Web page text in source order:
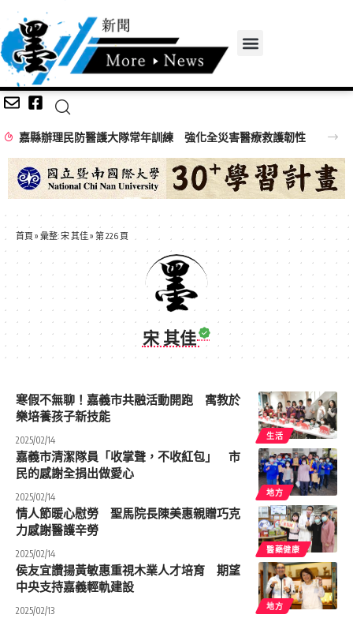
嘉縣辦理民防醫護大隊常年訓練 強化全災害醫療救護韌性
首頁 » 彙整: 宋 其佳» 第 226 頁
宋 其佳
生活
寒假不無聊！嘉義市共融活動開跑 寓教於
樂培養孩子新技能
2025/02/14
地方
嘉義市清潔隊員「收掌聲，不收紅包」 市
民的感謝全捐出做愛心
2025/02/14
醫藥健康
情人節暖心慰勞 聖馬院長陳美惠親贈巧克
力感謝醫護辛勞
2025/02/14
地方
侯友宜讚揚黃敏惠重視木業人才培育 期望
中央支持嘉義輕軌建設
2025/02/13